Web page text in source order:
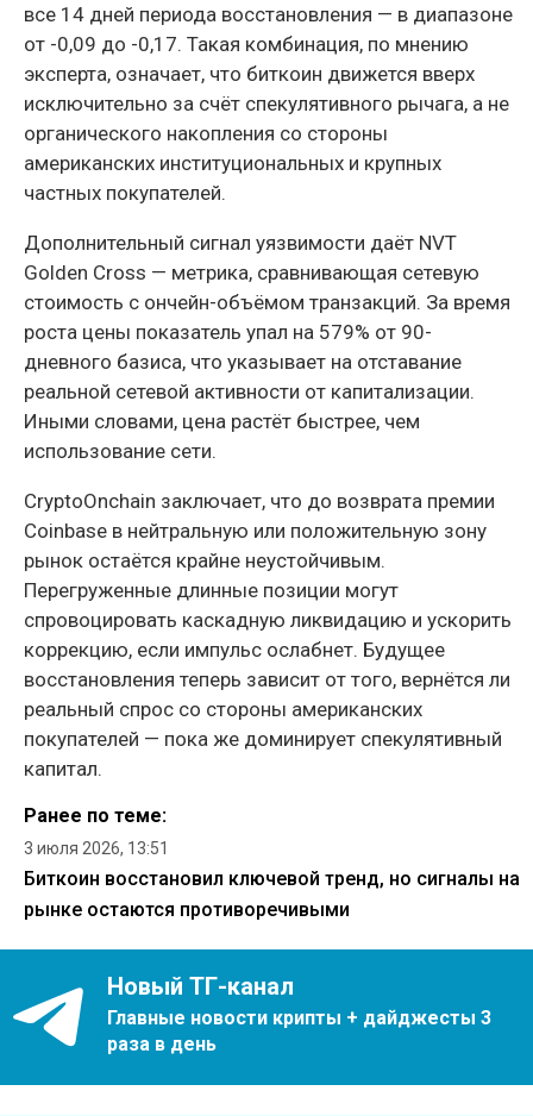
все 14 дней периода восстановления — в диапазоне
от -0,09 до -0,17. Такая комбинация, по мнению
эксперта, означает, что биткоин движется вверх
исключительно за счёт спекулятивного рычага, а не
органического накопления со стороны
американских институциональных и крупных
частных покупателей.
Дополнительный сигнал уязвимости даёт NVT
Golden Cross — метрика, сравнивающая сетевую
стоимость с ончейн-объёмом транзакций. За время
роста цены показатель упал на 579% от 90-
дневного базиса, что указывает на отставание
реальной сетевой активности от капитализации.
Иными словами, цена растёт быстрее, чем
использование сети.
CryptoOnchain заключает, что до возврата премии
Coinbase в нейтральную или положительную зону
рынок остаётся крайне неустойчивым.
Перегруженные длинные позиции могут
спровоцировать каскадную ликвидацию и ускорить
коррекцию, если импульс ослабнет. Будущее
восстановления теперь зависит от того, вернётся ли
реальный спрос со стороны американских
покупателей — пока же доминирует спекулятивный
капитал.
Ранее по теме:
3 июля 2026, 13:51
Биткоин восстановил ключевой тренд, но сигналы на
рынке остаются противоречивыми
Новый ТГ-канал
Главные новости крипты + дайджесты 3
раза в день